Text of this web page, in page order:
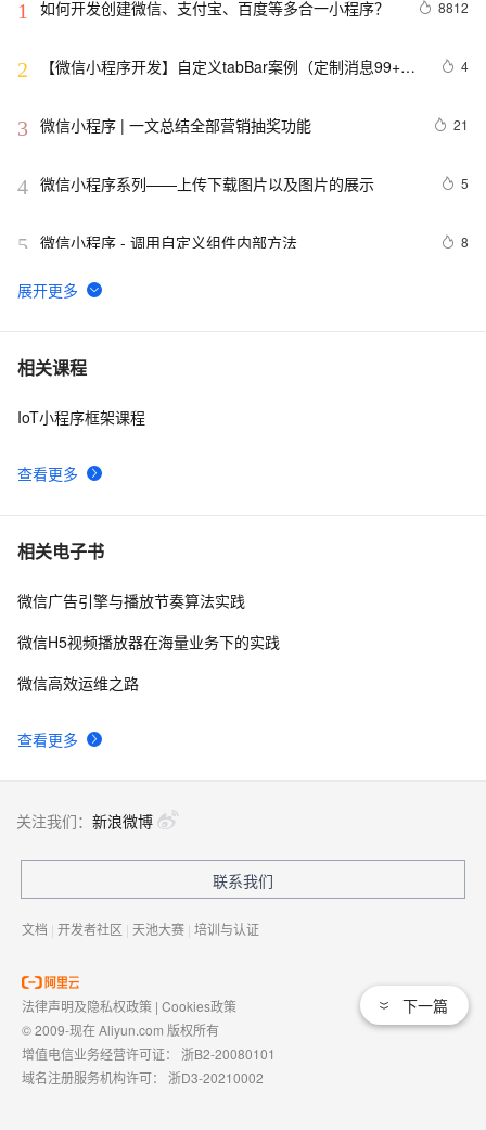
1 如何开发创建微信、支付宝、百度等多合一小程序？ 8812
2
【微信小程序开发】自定义tabBar案例（定制消息99+小
4
3 微信小程序 | 一文总结全部营销抽奖功能 21
4 微信小程序系列——上传下载图片以及图片的展示 5
5 微信小程序 - 调用自定义组件内部方法 8
6 微信小程序地图实现标记多个位置
7 微信小程序如何实现进入小程序自动连WiFi功能
8 基于微信小程序渗透-反编译小程序
9 uni-app开发微信小程序和h5应用
10
名？
相关课程
查看更多
IoT小程序框架课程
相关电子书
查看更多
微信广告引擎与播放节奏算法实践
微信H5视频播放器在海量业务下的实践
微信高效运维之路
下一篇
关注我们： 新浪微博
联系我们
文档 | 开发者社区 | 天池大赛 | 培训与认证
法律声明及隐私权政策 | Cookies政策
© 2009-现在 Aliyun.com 版权所有
增值电信业务经营许可证： 浙B2-20080101
域名注册服务机构许可： 浙D3-20210002